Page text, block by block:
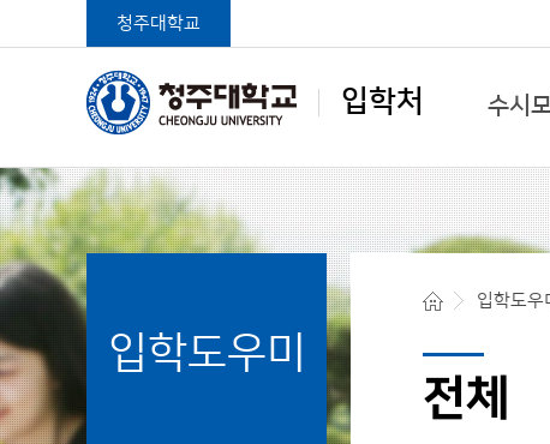
입학처
청주대학교
학생중심 글로벌대학
청주대학교 입학처
수시
입학도우미
입학도우
전체